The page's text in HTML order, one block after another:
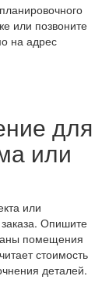
или позвоните
на адрес
для
или
или
Опишите
помещения
стоимость
деталей.